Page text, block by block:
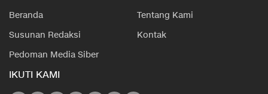
Beranda
Tentang Kami
Susunan Redaksi
Kontak
Pedoman Media Siber
IKUTI KAMI